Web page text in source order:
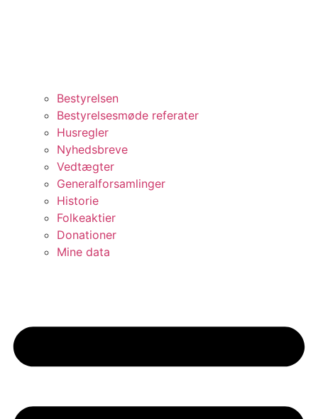
Bestyrelsen
Bestyrelsesmøde referater
Husregler
Nyhedsbreve
Vedtægter
Generalforsamlinger
Historie
Folkeaktier
Donationer
Mine data